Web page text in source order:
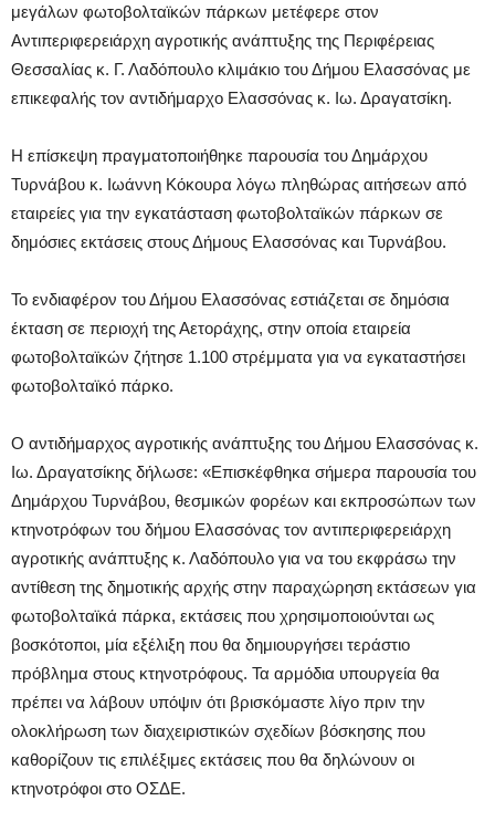
μεγάλων φωτοβολταϊκών πάρκων μετέφερε στον
Αντιπεριφερειάρχη αγροτικής ανάπτυξης της Περιφέρειας
Θεσσαλίας κ. Γ. Λαδόπουλο κλιμάκιο του Δήμου Ελασσόνας με
επικεφαλής τον αντιδήμαρχο Ελασσόνας κ. Ιω. Δραγατσίκη.
Η επίσκεψη πραγματοποιήθηκε παρουσία του Δημάρχου
Τυρνάβου κ. Ιωάννη Κόκουρα λόγω πληθώρας αιτήσεων από
εταιρείες για την εγκατάσταση φωτοβολταϊκών πάρκων σε
δημόσιες εκτάσεις στους Δήμους Ελασσόνας και Τυρνάβου.
Το ενδιαφέρον του Δήμου Ελασσόνας εστιάζεται σε δημόσια
έκταση σε περιοχή της Αετοράχης, στην οποία εταιρεία
φωτοβολταϊκών ζήτησε 1.100 στρέμματα για να εγκαταστήσει
φωτοβολταϊκό πάρκο.
Ο αντιδήμαρχος αγροτικής ανάπτυξης του Δήμου Ελασσόνας κ.
Ιω. Δραγατσίκης δήλωσε: «Επισκέφθηκα σήμερα παρουσία του
Δημάρχου Τυρνάβου, θεσμικών φορέων και εκπροσώπων των
κτηνοτρόφων του δήμου Ελασσόνας τον αντιπεριφερειάρχη
αγροτικής ανάπτυξης κ. Λαδόπουλο για να του εκφράσω την
αντίθεση της δημοτικής αρχής στην παραχώρηση εκτάσεων για
φωτοβολταϊκά πάρκα, εκτάσεις που χρησιμοποιούνται ως
βοσκότοποι, μία εξέλιξη που θα δημιουργήσει τεράστιο
πρόβλημα στους κτηνοτρόφους. Τα αρμόδια υπουργεία θα
πρέπει να λάβουν υπόψιν ότι βρισκόμαστε λίγο πριν την
ολοκλήρωση των διαχειριστικών σχεδίων βόσκησης που
καθορίζουν τις επιλέξιμες εκτάσεις που θα δηλώνουν οι
κτηνοτρόφοι στο ΟΣΔΕ.